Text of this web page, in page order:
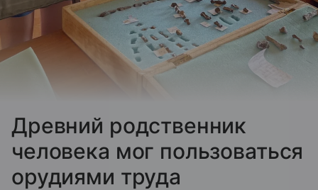
Древний родственник
человека мог пользоваться
орудиями труда